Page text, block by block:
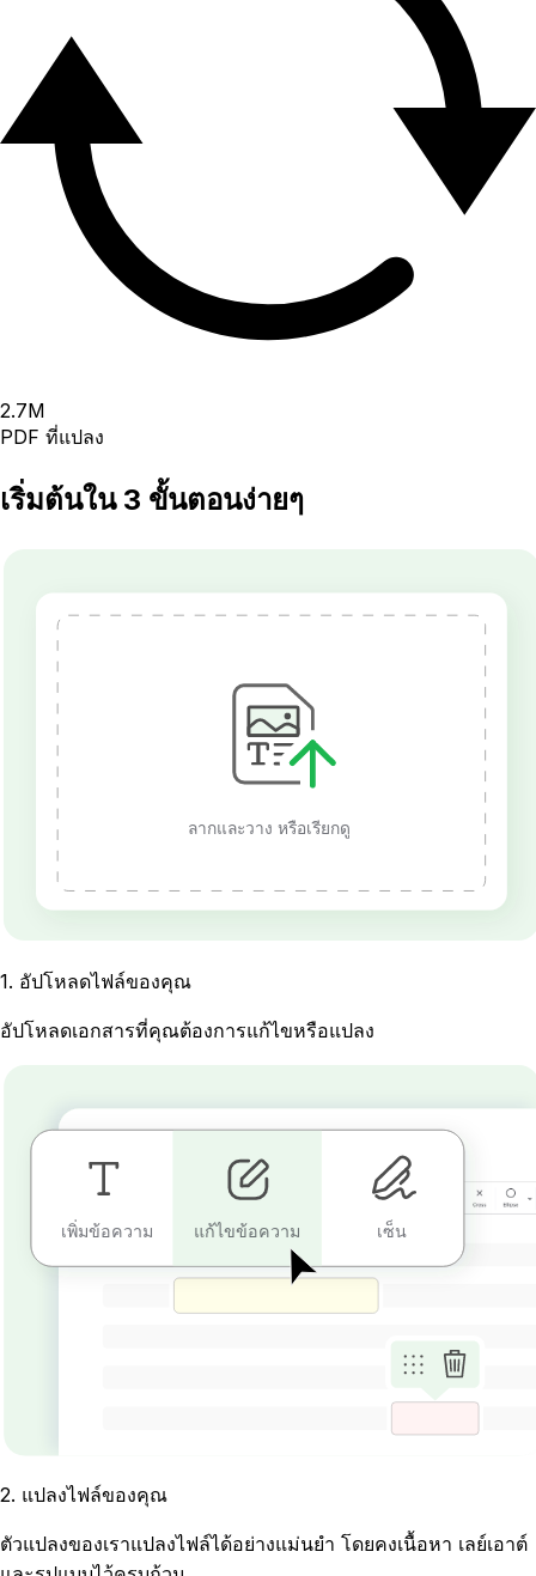
2.7M
PDF ที่แปลง
เริ่มต้นใน 3 ขั้นตอนง่ายๆ
ลากและวาง หรือเรียกดู
1. อัปโหลดไฟล์ของคุณ
อัปโหลดเอกสารที่คุณต้องการแก้ไขหรือแปลง
เพิ่มข้อความ แก้ไขข้อความ เซ็น
2. แปลงไฟล์ของคุณ
ตัวแปลงของเราแปลงไฟล์ได้อย่างแม่นยำ โดยคงเนื้อหา เลย์เอาต์